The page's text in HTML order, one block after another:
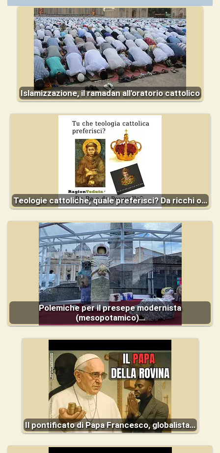
Islamizzazione, il ramadan all'oratorio cattolico
Teologie cattoliche, quale preferisci? Da ricchi o…
Polemiche per il presepe modernista
(mesopotamico)…
Il pontificato di Papa Francesco, globalista…